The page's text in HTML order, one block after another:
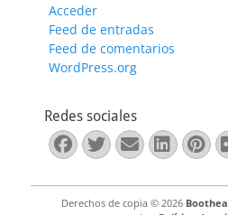
Acceder
Feed de entradas
Feed de comentarios
WordPress.org
Redes sociales
Facebook
Twitter
Correo
Derechos de copia © 2026